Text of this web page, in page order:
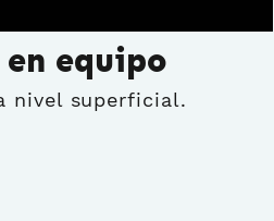
equipo
nivel superficial.